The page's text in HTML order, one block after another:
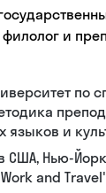
филолог и
по
языков и
США, Нью-
and Travel'